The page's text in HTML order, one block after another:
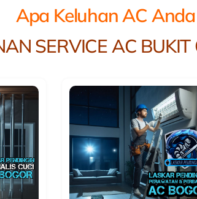
Apa Keluhan AC
SERVICE AC